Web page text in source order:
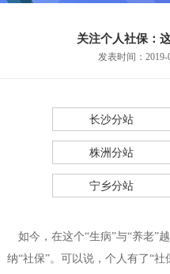
关注个人社保：
发表时间：
长沙分站
株洲分站
宁乡分站
如今，在这个“生病”与“养老”
纳“社保”。可以说，个人有了“